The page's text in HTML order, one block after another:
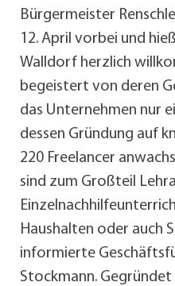
Bürgermeister
12. April vorbei und
Walldorf herzlich
begeistert von deren
das Unternehmen nur
dessen Gründung auf
220 Freelancer
sind zum Großteil
Haushalten oder auch
informierte
Stockmann. Gegründet